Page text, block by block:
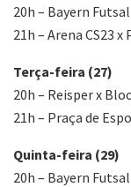
20h – Bayern
21h – Arena CS23
Terça-feira (27)
20h – Reisper x
21h – Praça de
Quinta-feira (29)
20h – Bayern